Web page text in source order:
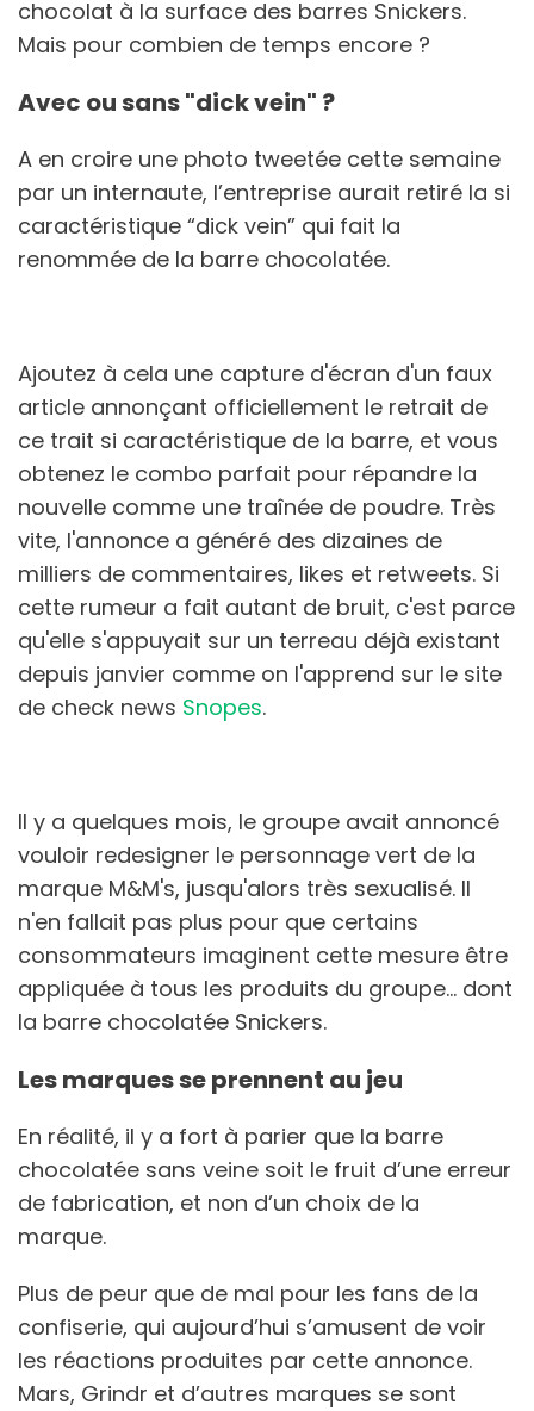
chocolat à la surface des barres Snickers.
Mais pour combien de temps encore ?
Avec ou sans "dick vein" ?
A en croire une photo tweetée cette semaine
par un internaute, l’entreprise aurait retiré la si
caractéristique “dick vein” qui fait la
renommée de la barre chocolatée.
Ajoutez à cela une capture d'écran d'un faux
article annonçant officiellement le retrait de
ce trait si caractéristique de la barre, et vous
obtenez le combo parfait pour répandre la
nouvelle comme une traînée de poudre. Très
vite, l'annonce a généré des dizaines de
milliers de commentaires, likes et retweets. Si
cette rumeur a fait autant de bruit, c'est parce
qu'elle s'appuyait sur un terreau déjà existant
depuis janvier comme on l'apprend sur le site
de check news Snopes.
Il y a quelques mois, le groupe avait annoncé
vouloir redesigner le personnage vert de la
marque M&M's, jusqu'alors très sexualisé. Il
n'en fallait pas plus pour que certains
consommateurs imaginent cette mesure être
appliquée à tous les produits du groupe... dont
la barre chocolatée Snickers.
Les marques se prennent au jeu
En réalité, il y a fort à parier que la barre
chocolatée sans veine soit le fruit d’une erreur
de fabrication, et non d’un choix de la
marque.
Plus de peur que de mal pour les fans de la
confiserie, qui aujourd’hui s’amusent de voir
les réactions produites par cette annonce.
Mars, Grindr et d’autres marques se sont